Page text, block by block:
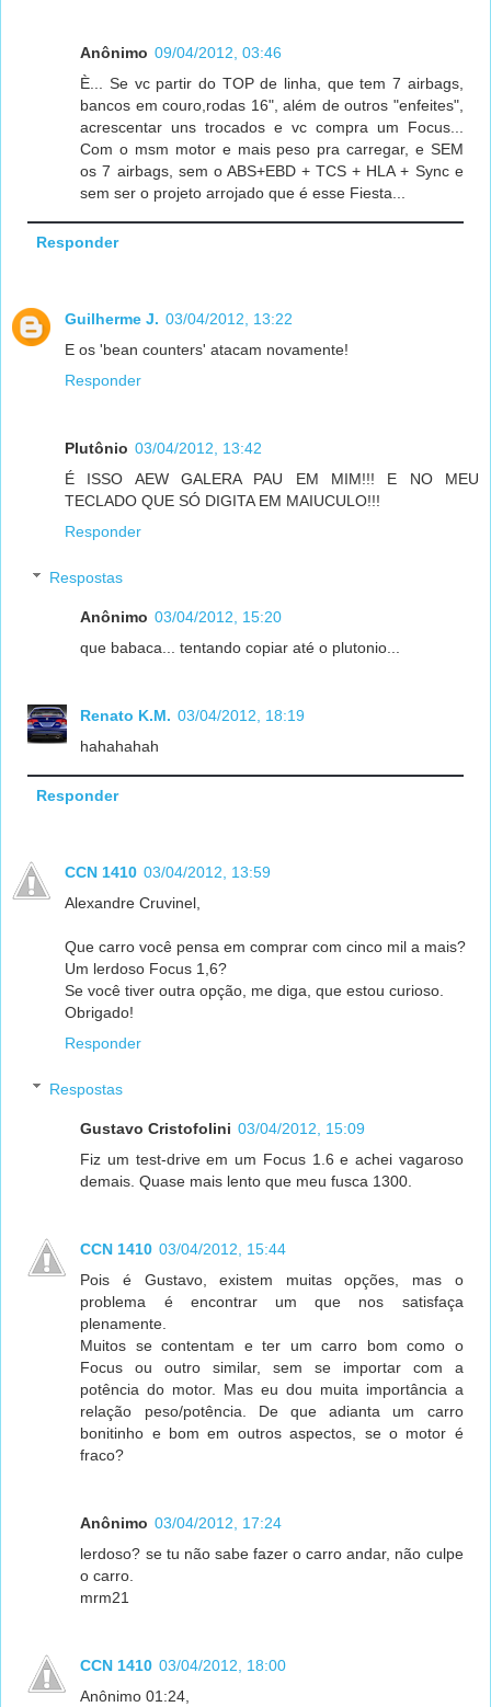
Anônimo 09/04/2012, 03:46
È... Se vc partir do TOP de linha, que tem 7 airbags,
bancos em couro,rodas 16", além de outros "enfeites",
acrescentar uns trocados e vc compra um Focus...
Com o msm motor e mais peso pra carregar, e SEM
os 7 airbags, sem o ABS+EBD + TCS + HLA + Sync e
sem ser o projeto arrojado que é esse Fiesta...
Responder
Guilherme J. 03/04/2012, 13:22
E os 'bean counters' atacam novamente!
Responder
Plutônio 03/04/2012, 13:42
É ISSO AEW GALERA PAU EM MIM!!! E NO MEU
TECLADO QUE SÓ DIGITA EM MAIUCULO!!!
Responder
Respostas
Anônimo 03/04/2012, 15:20
que babaca... tentando copiar até o plutonio...
Renato K.M. 03/04/2012, 18:19
hahahahah
Responder
CCN 1410 03/04/2012, 13:59
Alexandre Cruvinel,
Que carro você pensa em comprar com cinco mil a mais?
Um lerdoso Focus 1,6?
Se você tiver outra opção, me diga, que estou curioso.
Obrigado!
Responder
Respostas
Gustavo Cristofolini 03/04/2012, 15:09
Fiz um test-drive em um Focus 1.6 e achei vagaroso
demais. Quase mais lento que meu fusca 1300.
CCN 1410 03/04/2012, 15:44
Pois é Gustavo, existem muitas opções, mas o
problema é encontrar um que nos satisfaça
plenamente.
Muitos se contentam e ter um carro bom como o
Focus ou outro similar, sem se importar com a
potência do motor. Mas eu dou muita importância a
relação peso/potência. De que adianta um carro
bonitinho e bom em outros aspectos, se o motor é
fraco?
Anônimo 03/04/2012, 17:24
lerdoso? se tu não sabe fazer o carro andar, não culpe
o carro.
mrm21
CCN 1410 03/04/2012, 18:00
Anônimo 01:24,